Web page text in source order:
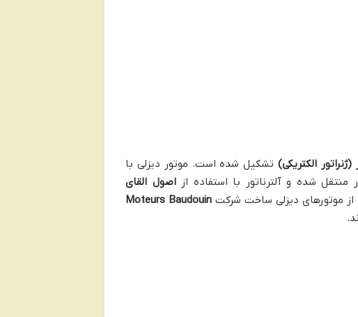
(ژنراتور الکتریکی)تشکیل شده است. موتور دیزلی با
منتقل شده و آلترناتور با استفاده ازاصول القای
از موتورهای دیزلی ساخت شرکت Moteurs Baudouin